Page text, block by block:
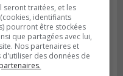
vont participer
Charles-
seront traitées, et les
identifiants
pourront être stockées
que partagées avec lui,
Nos partenaires et
des données de